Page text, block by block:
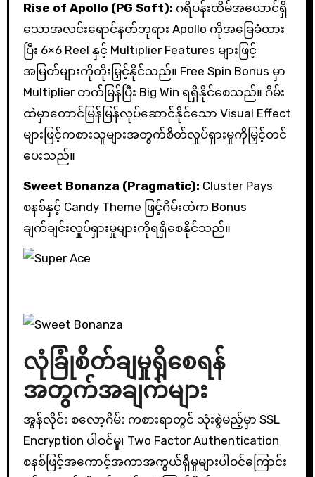
Rise of Apollo (PG Soft): ဂရိပန်းထိမ်အယောင်ရှိ
သောအလင်းရောင်နတ်ဘုရား Apollo ကိုအခြေခံထား
ပြီး 6×6 Reel နှင့် Multiplier Features များဖြင့်
အမြတ်များကိုတိုးမြှင့်နိုင်သည်။ Free Spin Bonus မှာ
Multiplier တက်မြန်ပြီး Big Win ရရှိနိုင်စေသည်။ ဂိမ်း
ထဲမှာတောင်မြန်မြန်လုပ်ဆောင်နိုင်သော Visual Effect
များဖြင့်ကစားသူများအတွက်စိတ်လှုပ်ရှားမှုကိုမြှင့်တင်
ပေးသည်။
Sweet Bonanza (Pragmatic): Cluster Pays
စနစ်နှင့် Candy Theme ဖြင့်ဂိမ်းထဲက Bonus
ချက်ချင်းလှုပ်ရှားမှုများကိုရရှိစေနိုင်သည်။
လုံခြုံစိတ်ချမှုရှိစေရန်
အတွက်အချက်များ
အွန်လိုင်း စလော့ဂိမ်း ကစားရာတွင် သုံးစွဲမည့်မှာ SSL
Encryption ပါဝင်မှု၊ Two Factor Authentication
စနစ်ဖြင့်အကောင့်အကာအကွယ်ရှိမှုများပါဝင်ကြောင်း